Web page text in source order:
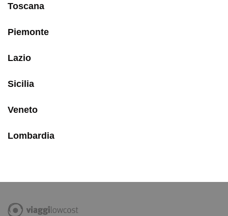
Toscana
Piemonte
Lazio
Sicilia
Veneto
Lombardia